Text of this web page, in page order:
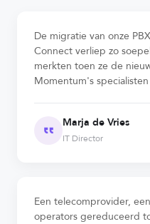
De migratie van onze
Connect verliep zo
merkten toen ze de
Momentum's
Marja de Vries
IT Director
Een telecomprovider,
operators gereduceerd